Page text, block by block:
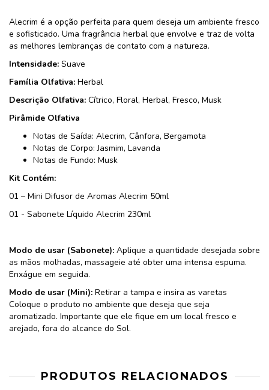
Alecrim é a opção perfeita para quem deseja um ambiente fresco
e sofisticado. Uma fragrância herbal que envolve e traz de volta
as melhores lembranças de contato com a natureza.
Intensidade: Suave
Família Olfativa: Herbal
Descrição Olfativa: Cítrico, Floral, Herbal, Fresco, Musk
Pirâmide Olfativa
Notas de Saída: Alecrim, Cânfora, Bergamota
Notas de Corpo: Jasmim, Lavanda
Notas de Fundo: Musk
Kit Contém:
01 – Mini Difusor de Aromas Alecrim 50ml
01 - Sabonete Líquido Alecrim 230ml
Modo de usar (Sabonete): Aplique a quantidade desejada sobre
as mãos molhadas, massageie até obter uma intensa espuma.
Enxágue em seguida.
Modo de usar (Mini): Retirar a tampa e insira as varetas
Coloque o produto no ambiente que deseja que seja
aromatizado. Importante que ele fique em um local fresco e
arejado, fora do alcance do Sol.
PRODUTOS RELACIONADOS